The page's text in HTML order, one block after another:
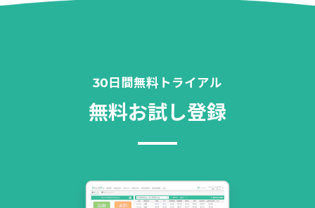
30日間無料トライアル
無料お試し登録